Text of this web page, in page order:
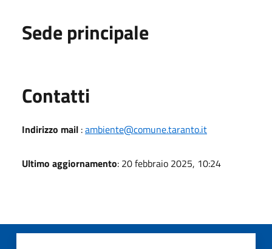
Sede principale
Contatti
Indirizzo mail :ambiente@comune.taranto.it
Ultimo aggiornamento: 20 febbraio 2025, 10:24